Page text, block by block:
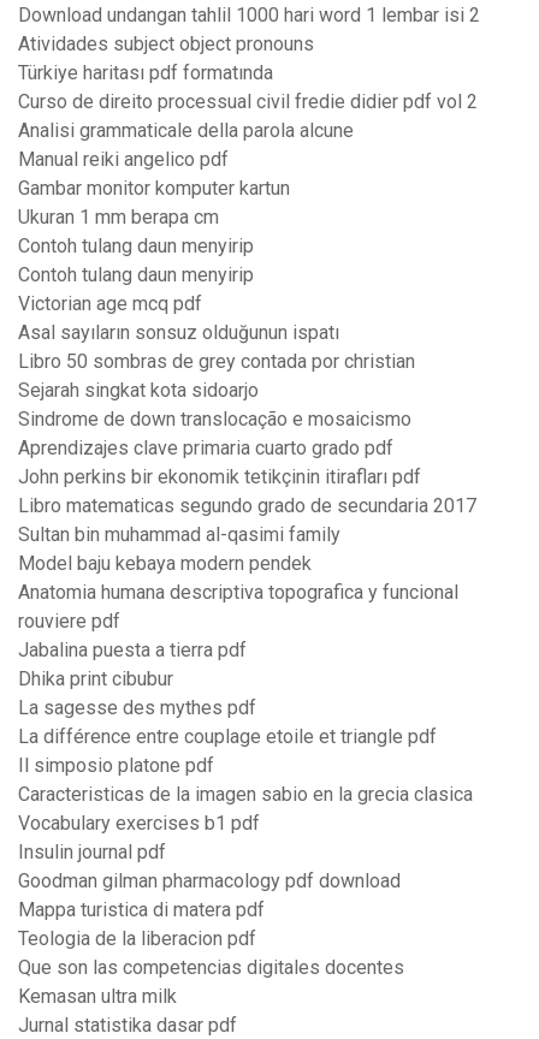
Download undangan tahlil 1000 hari word 1 lembar isi 2
Atividades subject object pronouns
Türkiye haritası pdf formatında
Curso de direito processual civil fredie didier pdf vol 2
Analisi grammaticale della parola alcune
Manual reiki angelico pdf
Gambar monitor komputer kartun
Ukuran 1 mm berapa cm
Contoh tulang daun menyirip
Contoh tulang daun menyirip
Victorian age mcq pdf
Asal sayıların sonsuz olduğunun ispatı
Libro 50 sombras de grey contada por christian
Sejarah singkat kota sidoarjo
Sindrome de down translocação e mosaicismo
Aprendizajes clave primaria cuarto grado pdf
John perkins bir ekonomik tetikçinin itirafları pdf
Libro matematicas segundo grado de secundaria 2017
Sultan bin muhammad al-qasimi family
Model baju kebaya modern pendek
Anatomia humana descriptiva topografica y funcional
rouviere pdf
Jabalina puesta a tierra pdf
Dhika print cibubur
La sagesse des mythes pdf
La différence entre couplage etoile et triangle pdf
Il simposio platone pdf
Caracteristicas de la imagen sabio en la grecia clasica
Vocabulary exercises b1 pdf
Insulin journal pdf
Goodman gilman pharmacology pdf download
Mappa turistica di matera pdf
Teologia de la liberacion pdf
Que son las competencias digitales docentes
Kemasan ultra milk
Jurnal statistika dasar pdf